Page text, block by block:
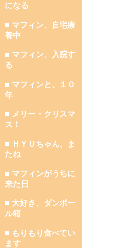
になる
■ マフィン、自宅療
養中
■ マフィン、入院す
る
■ マフィンと、１０
年
■ メリー・クリスマ
ス！
■ ＨＹＵちゃん、ま
たね
■ マフィンがうちに
来た日
■ 大好き、ダンボー
ル箱
■ もりもり食べてい
ます